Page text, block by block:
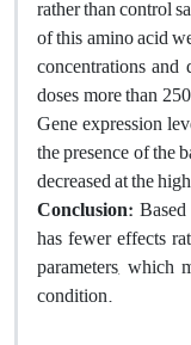
rather than control
of this amino acid
concentrations and
doses more than
Gene expression
the presence of
decreased at the
Conclusion:
has fewer effects
parameters, which
condition.